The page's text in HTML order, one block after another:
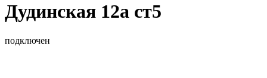
Дудинская 12а ст5
подключен